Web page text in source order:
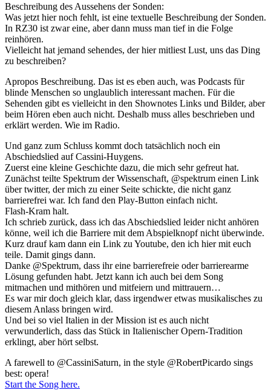
Beschreibung des Aussehens der Sonden:
Was jetzt hier noch fehlt, ist eine textuelle Beschreibung der Sonden.
In RZ30 ist zwar eine, aber dann muss man tief in die Folge
reinhören.
Vielleicht hat jemand sehendes, der hier mitliest Lust, uns das Ding
zu beschreiben?
Apropos Beschreibung. Das ist es eben auch, was Podcasts für
blinde Menschen so unglaublich interessant machen. Für die
Sehenden gibt es vielleicht in den Shownotes Links und Bilder, aber
beim Hören eben auch nicht. Deshalb muss alles beschrieben und
erklärt werden. Wie im Radio.
Und ganz zum Schluss kommt doch tatsächlich noch ein
Abschiedslied auf Cassini-Huygens.
Zuerst eine kleine Geschichte dazu, die mich sehr gefreut hat.
Zunächst teilte Spektrum der Wissenschaft, @spektrum einen Link
über twitter, der mich zu einer Seite schickte, die nicht ganz
barrierefrei war. Ich fand den Play-Button einfach nicht.
Flash-Kram halt.
Ich schrieb zurück, dass ich das Abschiedslied leider nicht anhören
könne, weil ich die Barriere mit dem Abspielknopf nicht überwinde.
Kurz drauf kam dann ein Link zu Youtube, den ich hier mit euch
teile. Damit gings dann.
Danke @Spektrum, dass ihr eine barrierefreie oder barrierearme
Lösung gefunden habt. Jetzt kann ich auch bei dem Song
mitmachen und mithören und mitfeiern und mittrauern…
Es war mir doch gleich klar, dass irgendwer etwas musikalisches zu
diesem Anlass bringen wird.
Und bei so viel Italien in der Mission ist es auch nicht
verwunderlich, dass das Stück in Italienischer Opern-Tradition
erklingt, aber hört selbst.
A farewell to @CassiniSaturn, in the style @RobertPicardo sings
best: opera!
Start the Song here.